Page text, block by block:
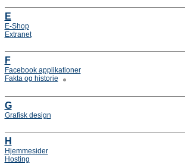
E
E-Shop
Extranet
F
Facebook applikationer
Fakta og historie
G
Grafisk design
H
Hjemmesider
Hosting